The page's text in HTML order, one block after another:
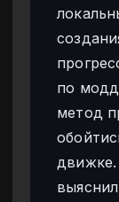
по
метод
движке.